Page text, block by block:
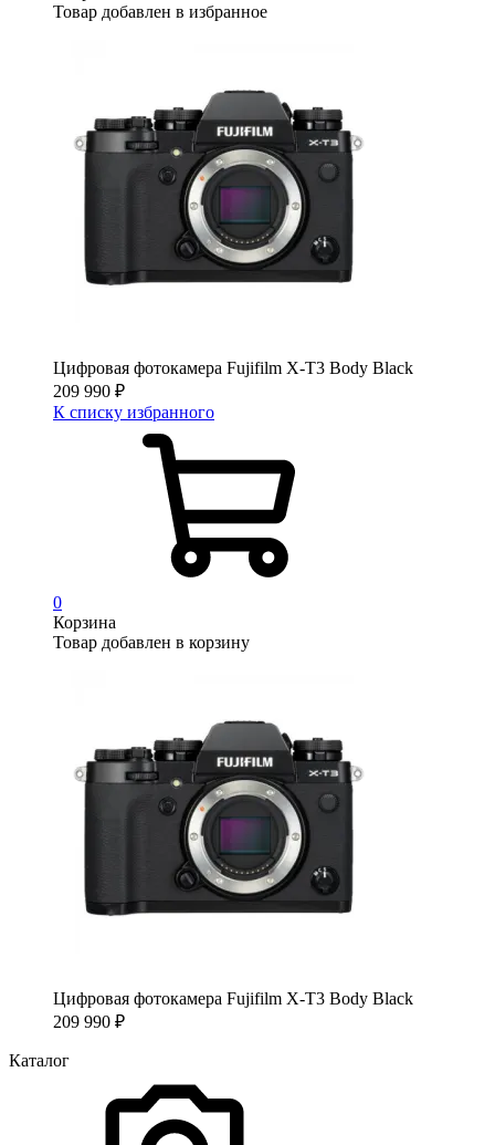
Товар добавлен в избранное
Цифровая фотокамера Fujifilm X-T3 Body Black
209 990 ₽
К списку избранного
0
Корзина
Товар добавлен в корзину
Цифровая фотокамера Fujifilm X-T3 Body Black
209 990 ₽
Каталог